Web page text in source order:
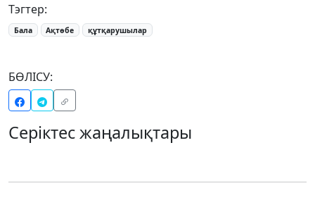
Тэгтер:
Бала Ақтөбе құтқарушылар
БӨЛІСУ:
Серіктес жаңалықтары